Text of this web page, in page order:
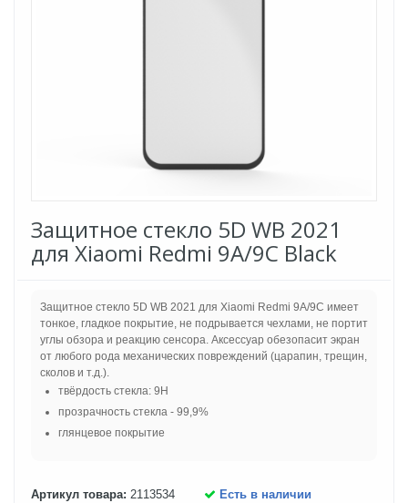
Защитное стекло 5D WB 2021
для Xiaomi Redmi 9A/9C Black
Защитное стекло 5D WB 2021 для Xiaomi Redmi 9A/9C имеет
тонкое, гладкое покрытие, не подрывается чехлами, не портит
углы обзора и реакцию сенсора. Аксессуар обезопасит экран
от любого рода механических повреждений (царапин, трещин,
сколов и т.д.).
твёрдость стекла: 9H
прозрачность стекла - 99,9%
глянцевое покрытие
Артикул товара: 2113534 Есть в наличии